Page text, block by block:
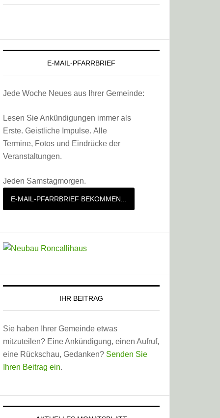
E-MAIL-PFARRBRIEF
Jede Woche Neues aus Ihrer Gemeinde:
Lesen Sie Ankündigungen immer als
Erste. Geistliche Impulse. Alle
Termine, Fotos und Eindrücke der
Veranstaltungen.
Jeden Samstagmorgen.
E-MAIL-PFARRBRIEF BEKOMMEN...
IHR BEITRAG
Sie haben Ihrer Gemeinde etwas
mitzuteilen? Eine Ankündigung, einen Aufruf,
eine Rückschau, Gedanken? Senden Sie
Ihren Beitrag ein.